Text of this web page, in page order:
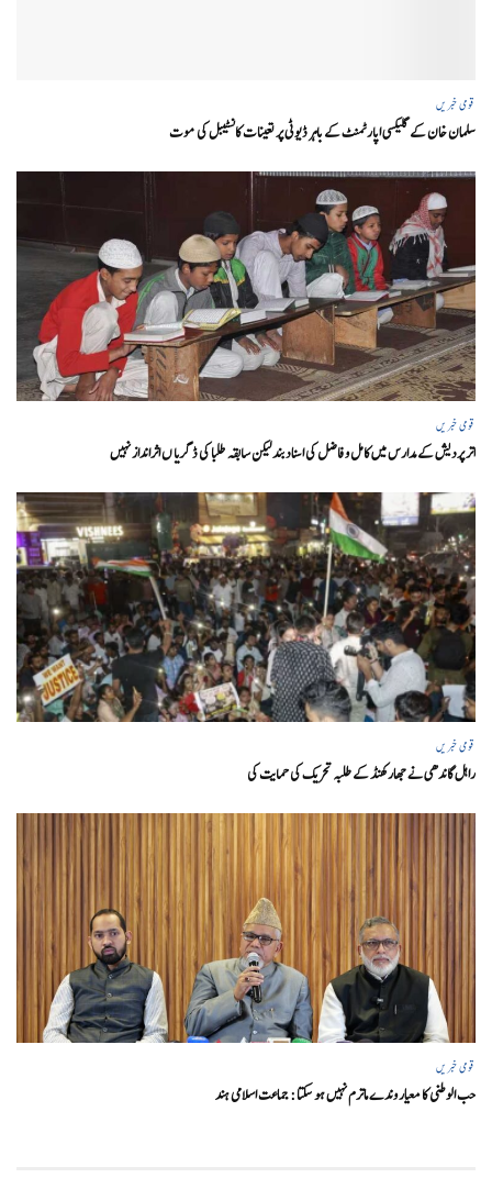
قومی خبریں
سلمان خان کے گلیکسی اپارٹمنٹ کے باہر ڈیوٹی پر تعینات کانسٹیبل کی موت
قومی خبریں
اتر پردیش کےمدارس میں کامل و فاضل کی اسناد بند لیکن سابقہ طلبا کی ڈگریا ں اثرانداز نہیں
قومی خبریں
راہل گاندھی نے جھارکھنڈ کے طلبہ تحریک کی حمایت کی
قومی خبریں
حب الوطنی کا معیار وندے ماترم نہیں ہو سکتا : جماعت اسلامی ہند